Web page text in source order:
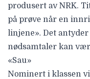
produsert av NRK.
på prøve når en
linjene». Det
nødsamtaler kan
«Sau»
Nominert i klassen